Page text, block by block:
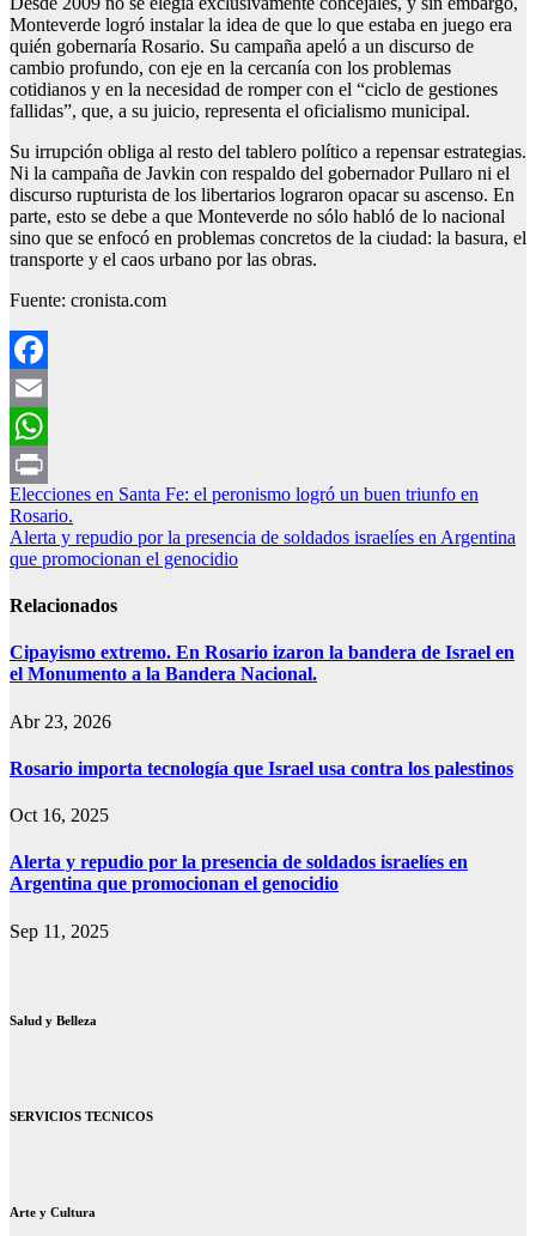
Monteverde logró instalar la idea de que lo que estaba en juego era
quién gobernaría Rosario. Su campaña apeló a un discurso de
cambio profundo, con eje en la cercanía con los problemas
cotidianos y en la necesidad de romper con el “ciclo de gestiones
fallidas”, que, a su juicio, representa el oficialismo municipal.
Su irrupción obliga al resto del tablero político a repensar estrategias.
Ni la campaña de Javkin con respaldo del gobernador Pullaro ni el
discurso rupturista de los libertarios lograron opacar su ascenso. En
parte, esto se debe a que Monteverde no sólo habló de lo nacional
sino que se enfocó en problemas concretos de la ciudad: la basura, el
transporte y el caos urbano por las obras.
Fuente: cronista.com
Facebook
Email
WhatsApp
Print
Navegación
de
entradas
Elecciones en Santa Fe: el peronismo logró un buen triunfo en
Rosario.
Alerta y repudio por la presencia de soldados israelíes en Argentina
que promocionan el genocidio
Relacionados
Cipayismo extremo. En Rosario izaron la bandera de Israel en
el Monumento a la Bandera Nacional.
Abr 23, 2026
Rosario importa tecnología que Israel usa contra los palestinos
Oct 16, 2025
Alerta y repudio por la presencia de soldados israelíes en
Argentina que promocionan el genocidio
Sep 11, 2025
Salud y Belleza
SERVICIOS TECNICOS
Arte y Cultura